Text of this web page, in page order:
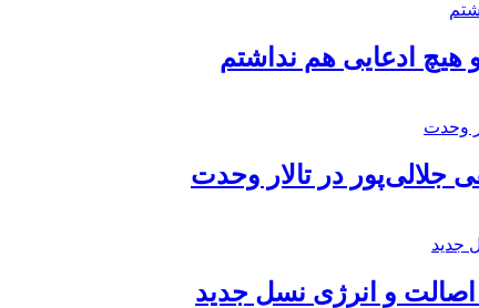
هیچ ادعایی هم نداشتم
در تالار وحدت
اصالت و انرژی نسل جدید